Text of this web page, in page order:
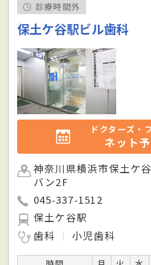
診療時間外
保土ケ谷駅ビル歯科
ドクターズ・
ネット
神奈川県横浜市保土ケ
バン2F
045-337-1512
保土ケ谷駅
歯科
小児歯科